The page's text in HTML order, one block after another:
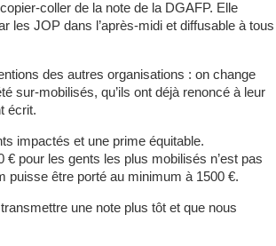
coller de la note de la DGAFP. Elle
les JOP dans l’après-midi et diffusable à tous
des autres organisations : on change
sur-mobilisés, qu’ils ont déjà renoncé à leur
écrit.
impactés et une prime équitable.
pour les gents les plus mobilisés n’est pas
puisse être porté au minimum à 1500 €.
une note plus tôt et que nous